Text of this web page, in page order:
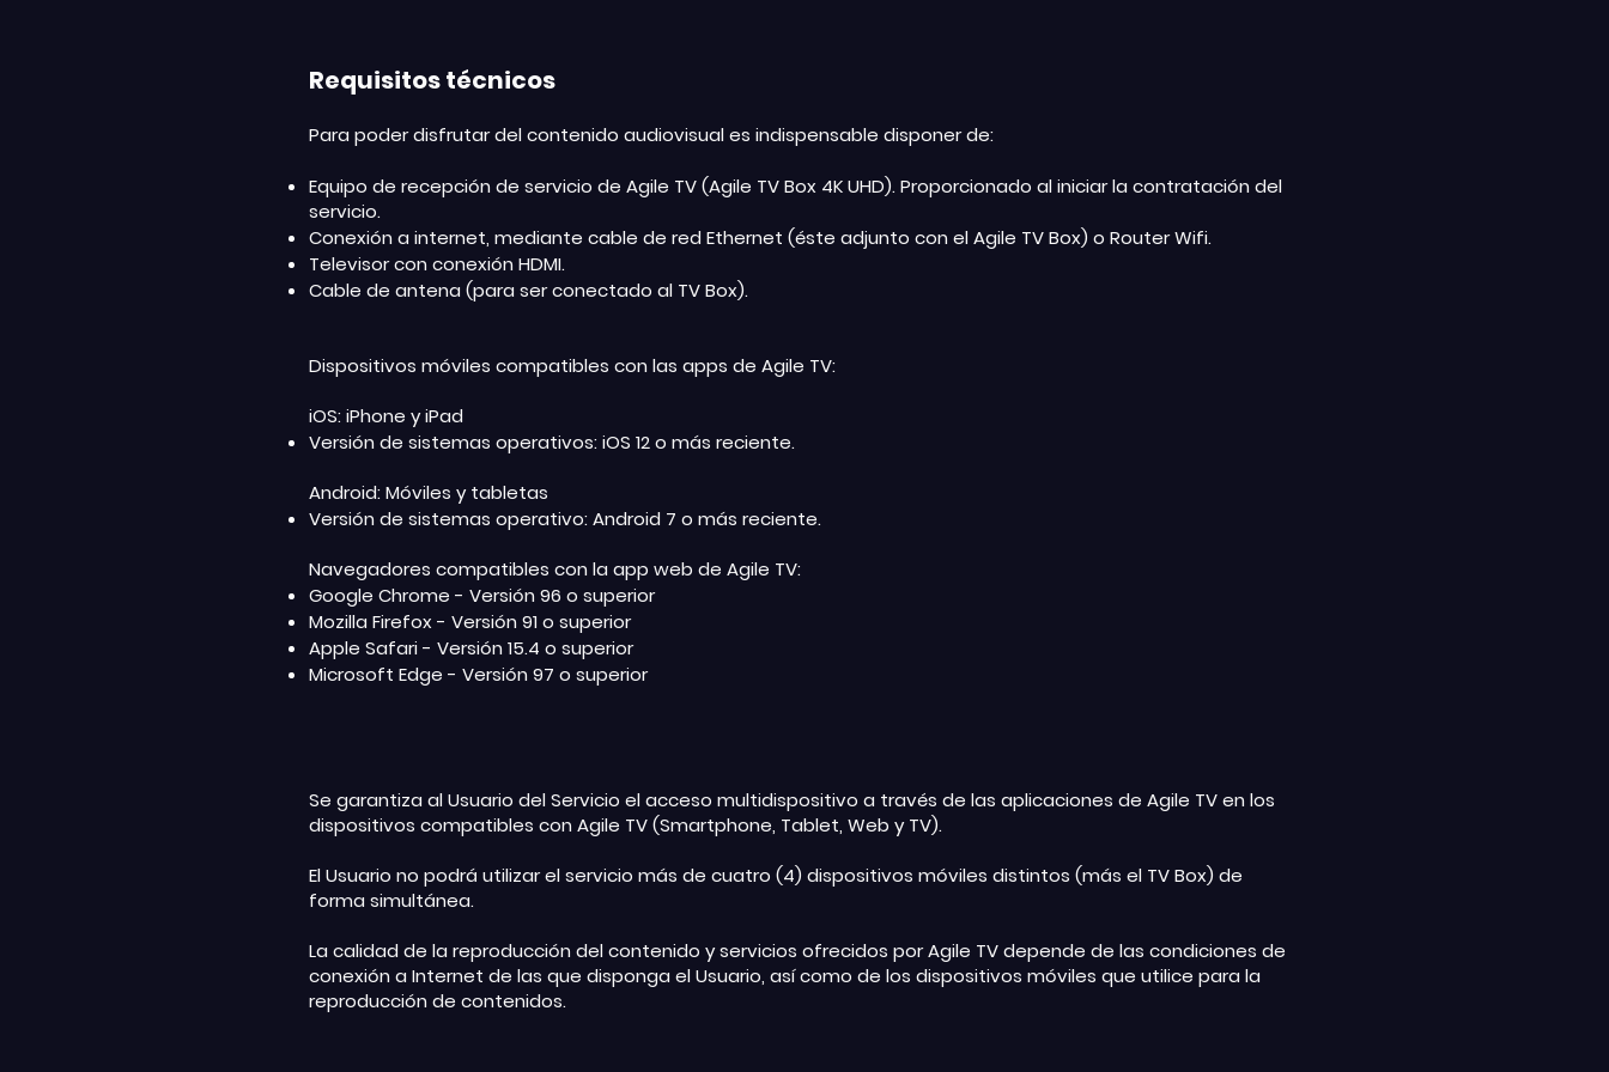
Requisitos técnicos
Para poder disfrutar del contenido audiovisual es indispensable disponer de:
Equipo de recepción de servicio de Agile TV (Agile TV Box 4K UHD). Proporcionado al iniciar la contratación del
servicio.
Conexión a internet, mediante cable de red Ethernet (éste adjunto con el Agile TV Box) o Router Wifi.
Televisor con conexión HDMI.
Cable de antena (para ser conectado al TV Box).
Dispositivos móviles compatibles con las apps de Agile TV:
iOS: iPhone y iPad
Versión de sistemas operativos: iOS 12 o más reciente.
Android: Móviles y tabletas
Versión de sistemas operativo: Android 7 o más reciente.
Navegadores compatibles con la app web de Agile TV:
Google Chrome - Versión 96 o superior
Mozilla Firefox - Versión 91 o superior
Apple Safari - Versión 15.4 o superior
Microsoft Edge - Versión 97 o superior
Se garantiza al Usuario del Servicio el acceso multidispositivo a través de las aplicaciones de Agile TV en los
dispositivos compatibles con Agile TV (Smartphone, Tablet, Web y TV).
El Usuario no podrá utilizar el servicio más de cuatro (4) dispositivos móviles distintos (más el TV Box) de
forma simultánea.
La calidad de la reproducción del contenido y servicios ofrecidos por Agile TV depende de las condiciones de
conexión a Internet de las que disponga el Usuario, así como de los dispositivos móviles que utilice para la
reproducción de contenidos.